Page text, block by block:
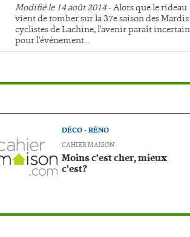
Modifié le 14 août 2014- Alors que le rideau
vient de tomber sur la 37e saison des Mardis
cyclistes de Lachine, l'avenir paraît incertain
pour l'événement...
DÉCO - RÉNO
CAHIER MAISON
Moins c’est cher, mieux
c’est?